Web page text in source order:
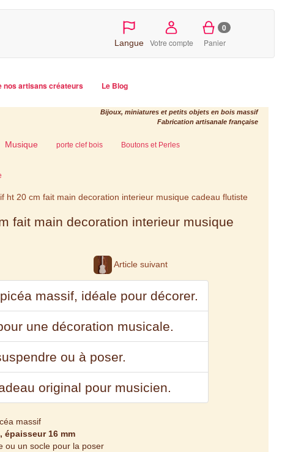
Langue Votre compte
0
Panier
nos artisans créateurs Le Blog
Bijoux, miniatures et petits objets en bois massif
Fabrication artisanale française
Musique porte clef bois Boutons et Perles
ht 20 cm fait main decoration interieur musique cadeau flutiste
fait main decoration interieur musique
Article suivant
massif, idéale pour décorer.
une décoration musicale.
ou à poser.
original pour musicien.
massif
épaisseur 16 mm
ou un socle pour la poser